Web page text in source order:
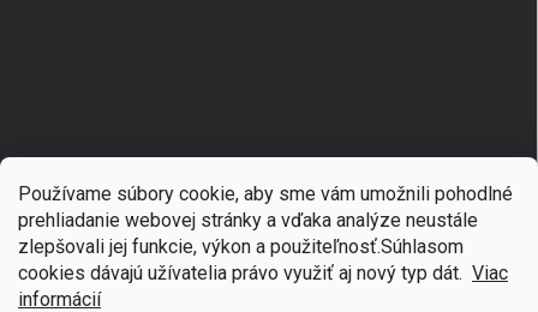
Používame súbory cookie, aby sme vám umožnili pohodlné
prehliadanie webovej stránky a vďaka analýze neustále
zlepšovali jej funkcie, výkon a použiteľnosť.Súhlasom
cookies dávajú užívatelia právo využiť aj nový typ dát. Viac
informácií
Copyright 2026 mgmoda.sk . Všetky práva vyhradené.Upraviť nastavenie
🎁Získajte 7 % zľavu na prvý nákup
Prihláste sa k odberu noviniek